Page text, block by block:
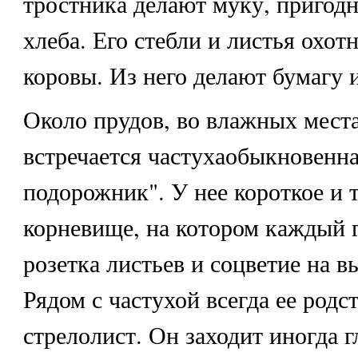
хлеба. Его стебли и листья
коровы. Из него делают бумагу
Около прудов, во влажных
встречается частуха
подорожник". У нее короткое и
корневище, на котором каждый
розетка листьев и соцветие на
Рядом с частухой всегда ее
стрелолист. Он заходит иногда